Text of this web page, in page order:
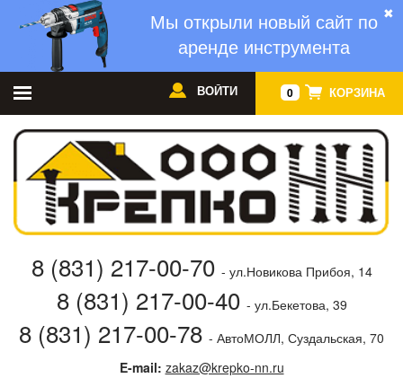
✖
Мы открыли новый сайт по
аренде инструмента
0 КОРЗИНА
ВОЙТИ
8 (831) 217-00-70 - ул.Новикова Прибоя, 14
8 (831) 217-00-40 - ул.Бекетова, 39
8 (831) 217-00-78 - АвтоМОЛЛ, Суздальская, 70
E-mail: zakaz@krepko-nn.ru